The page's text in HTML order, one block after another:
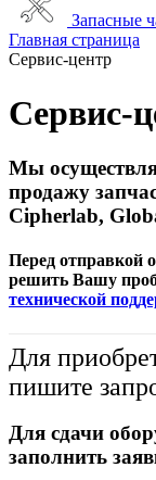
Запасные
Главная страница
Сервис-центр
Сервис-
Мы
продажу
Cipherlab,
Перед отправкой
решить Вашу
технической
Для
пишите
Для сдачи
заполнить